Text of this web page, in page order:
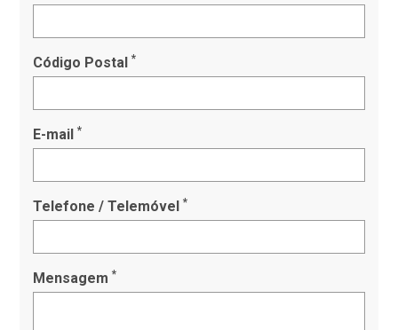
Código Postal*
E-mail*
Telefone / Telemóvel*
Mensagem*